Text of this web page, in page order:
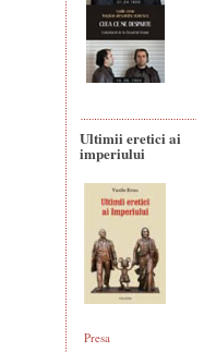
Ultimii eretici ai
imperiului
Presa